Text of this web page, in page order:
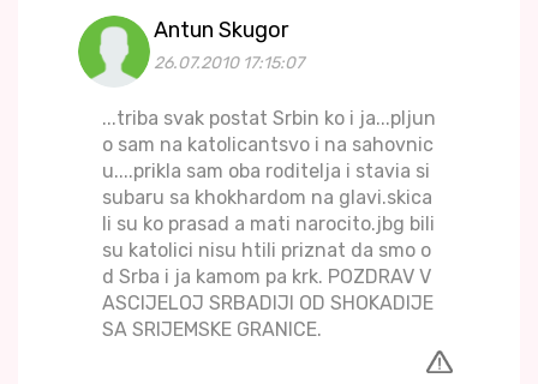
Antun Skugor
26.07.2010 17:15:07
...triba svak postat Srbin ko i ja...pljun
o sam na katolicantsvo i na sahovnic
u....prikla sam oba roditelja i stavia si
subaru sa khokhardom na glavi.skica
li su ko prasad a mati narocito.jbg bili
su katolici nisu htili priznat da smo o
d Srba i ja kamom pa krk. POZDRAV V
ASCIJELOJ SRBADIJI OD SHOKADIJE
SA SRIJEMSKE GRANICE.